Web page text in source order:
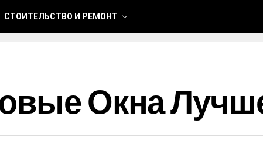
СТОИТЕЛЬСТВО И РЕМОНТ
Окна